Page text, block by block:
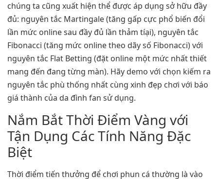
chúng ta cũng xuất hiện thể được áp dụng sở hữu đầy
đủ: nguyên tắc Martingale (tăng gấp cực phổ biến đổi
lần mức online sau đầy đủ lần thảm tíại), nguyên tắc
Fibonacci (tăng mức online theo dãy số Fibonacci) với
nguyên tắc Flat Betting (đặt online một mức nhất thiết
mang đến đang từng màn). Hãy demo với chọn kiếm ra
nguyên tắc phù thống nhất cùng xinh đẹp chơi với báo
giá thành của da đình fan sử dụng.
Nắm Bắt Thời Điểm Vàng với
Tận Dụng Các Tính Năng Đặc
Biệt
Thời điểm tiến thưởng để chơi phun cá thường là vào